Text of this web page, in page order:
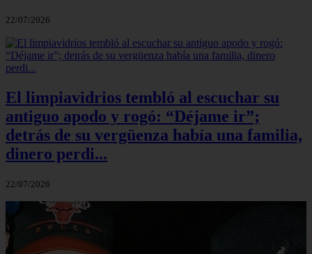
22/07/2026
El limpiavidrios tembló al escuchar su
antiguo apodo y rogó: “Déjame ir”;
detrás de su vergüenza había una familia,
dinero perdi...
22/07/2026